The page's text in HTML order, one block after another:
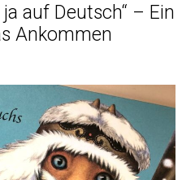
auf Deutsch“ – Ein
Ankommen